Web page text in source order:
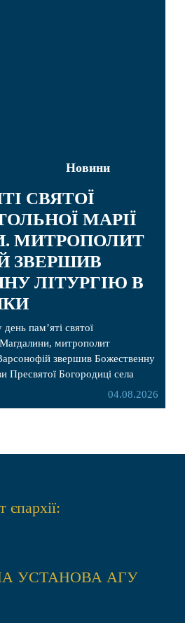
Новини
СВЯТОЇ
МАРІЇ
МИТРОПОЛИТ
ЗВЕРШИВ
ЛІТУРГІЮ В
пам’яті святої
Магдалини, митрополит
звершив Божественну
Пресвятої Богородиці села
Перед початком04.08.2026
УСТАНОВА АГУ